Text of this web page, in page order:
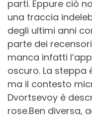
parti. Eppure ciò
una traccia
degli ultimi anni
parte dei
manca infatti
oscuro. La steppa
ma il contesto
Dvortsevoy è
rose.Ben diversa,